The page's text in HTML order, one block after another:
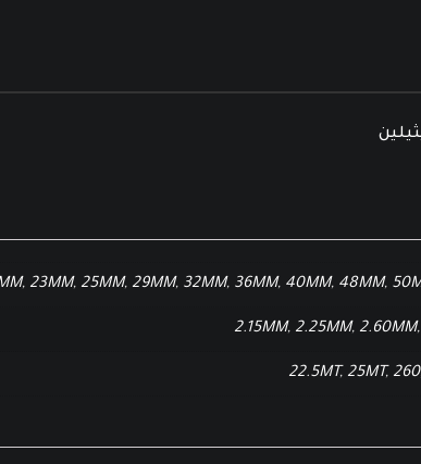
, 23MM, 25MM, 29MM, 32MM, 36MM, 40MM, 48MM,
2.15MM, 2.25MM, 2.60MM,
22.5MT, 25MT, 260